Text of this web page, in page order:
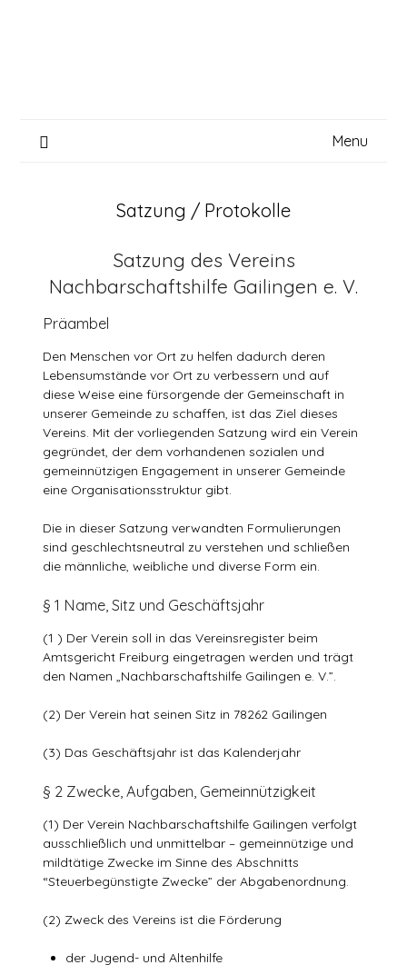
Menu
Satzung / Protokolle
Satzung des Vereins
Nachbarschaftshilfe Gailingen e. V.
Präambel
Den Menschen vor Ort zu helfen dadurch deren
Lebensumstände vor Ort zu verbessern und auf
diese Weise eine fürsorgende der Gemeinschaft in
unserer Gemeinde zu schaffen, ist das Ziel dieses
Vereins. Mit der vorliegenden Satzung wird ein Verein
gegründet, der dem vorhandenen sozialen und
gemeinnützigen Engagement in unserer Gemeinde
eine Organisationsstruktur gibt.
Die in dieser Satzung verwandten Formulierungen
sind geschlechtsneutral zu verstehen und schließen
die männliche, weibliche und diverse Form ein.
§ 1 Name, Sitz und Geschäftsjahr
(1 ) Der Verein soll in das Vereinsregister beim
Amtsgericht Freiburg eingetragen werden und trägt
den Namen „Nachbarschaftshilfe Gailingen e. V.”.
(2) Der Verein hat seinen Sitz in 78262 Gailingen
(3) Das Geschäftsjahr ist das Kalenderjahr
§ 2 Zwecke, Aufgaben, Gemeinnützigkeit
(1) Der Verein Nachbarschaftshilfe Gailingen verfolgt
ausschließlich und unmittelbar – gemeinnützige und
mildtätige Zwecke im Sinne des Abschnitts
“Steuerbegünstigte Zwecke” der Abgabenordnung.
(2) Zweck des Vereins ist die Förderung
der Jugend- und Altenhilfe